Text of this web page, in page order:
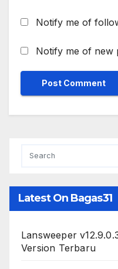
Notify me of
Notify me of new
Latest On Bagas31
Lansweeper
Version Terbaru